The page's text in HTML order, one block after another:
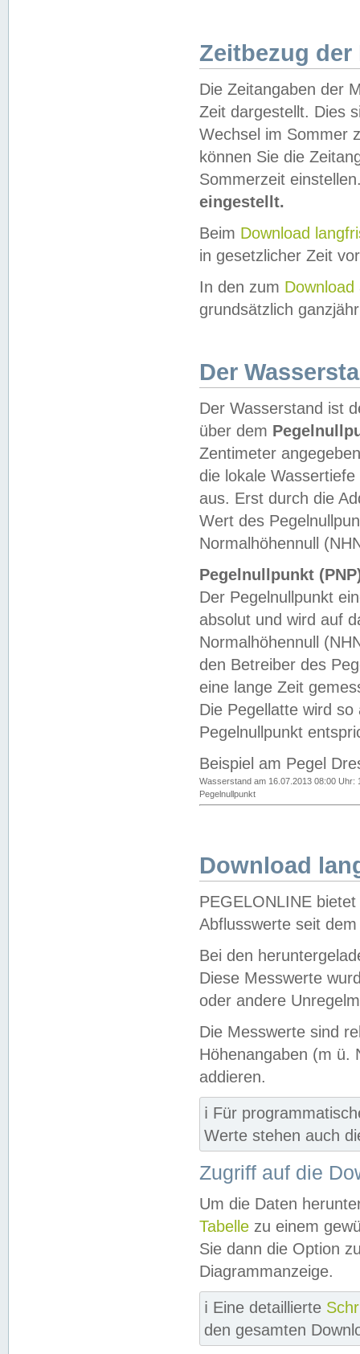
Zeitbezug der
Die Zeitangaben der
Zeit dargestellt. Dies
Wechsel im Sommer
können Sie die
Sommerzeit
eingestellt.
Beim Download
in gesetzlicher Zeit
In den zum Download
grundsätzlich
Der
Der Wasserstand ist
über dem
Zentimeter
die lokale
aus. Erst durch die
Wert des
Normalhöhennull
Pegelnullpunkt
Der Pegelnullpunkt
absolut und wird auf
Normalhöhennull
den Betreiber des
eine lange Zeit
Die Pegellatte wird
Pegelnullpunkt
Beispiel am Pegel
Wasserstand am 16.07.2013 08:00 Uhr:
Pegelnullpunkt
Download
PEGELONLINE
Abflusswerte seit
Bei den
Diese Messwerte
oder andere
Die Messwerte sind
Höhenangaben (m ü.
addieren.
ℹ️ Für
Werte stehen auch
Zugriff auf die
Um die Daten
Tabelle zu einem
Sie dann die Option
Diagrammanzeige.
ℹ️ Eine detaillierte
den gesamten